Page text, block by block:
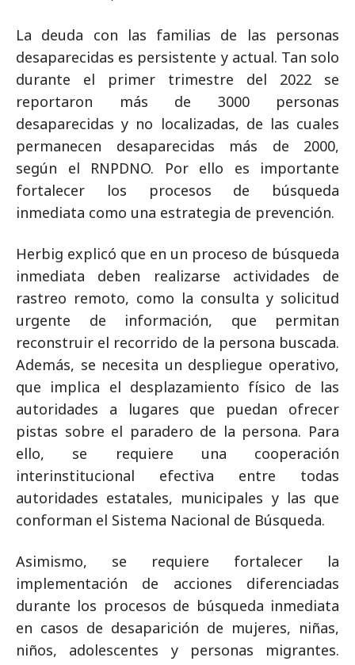
La deuda con las familias de las personas
desaparecidas es persistente y actual. Tan solo
durante el primer trimestre del 2022 se
reportaron más de 3000 personas
desaparecidas y no localizadas, de las cuales
permanecen desaparecidas más de 2000,
según el RNPDNO. Por ello es importante
fortalecer los procesos de búsqueda
inmediata como una estrategia de prevención.
Herbig explicó que en un proceso de búsqueda
inmediata deben realizarse actividades de
rastreo remoto, como la consulta y solicitud
urgente de información, que permitan
reconstruir el recorrido de la persona buscada.
Además, se necesita un despliegue operativo,
que implica el desplazamiento físico de las
autoridades a lugares que puedan ofrecer
pistas sobre el paradero de la persona. Para
ello, se requiere una cooperación
interinstitucional efectiva entre todas
autoridades estatales, municipales y las que
conforman el Sistema Nacional de Búsqueda.
Asimismo, se requiere fortalecer la
implementación de acciones diferenciadas
durante los procesos de búsqueda inmediata
en casos de desaparición de mujeres, niñas,
niños, adolescentes y personas migrantes.